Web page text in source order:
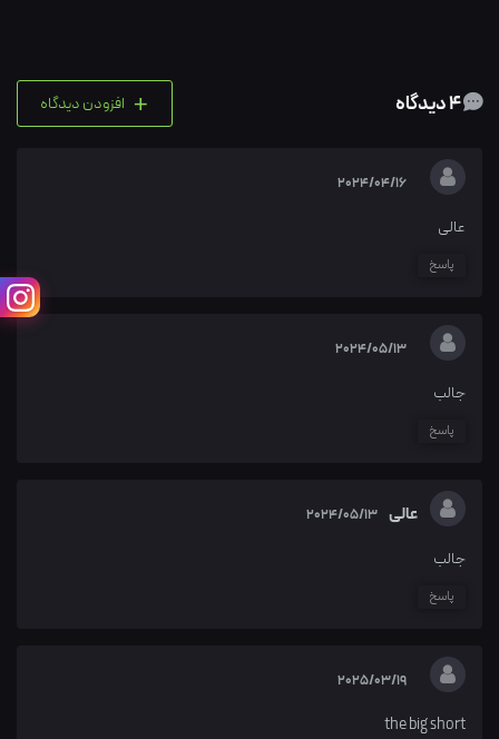
+ افزودن دیدگاه
2024/04/16
عالی
پاسخ
2024/05/13
جالب
پاسخ
عالی 2024/05/13
جالب
پاسخ
2025/03/19
the big short